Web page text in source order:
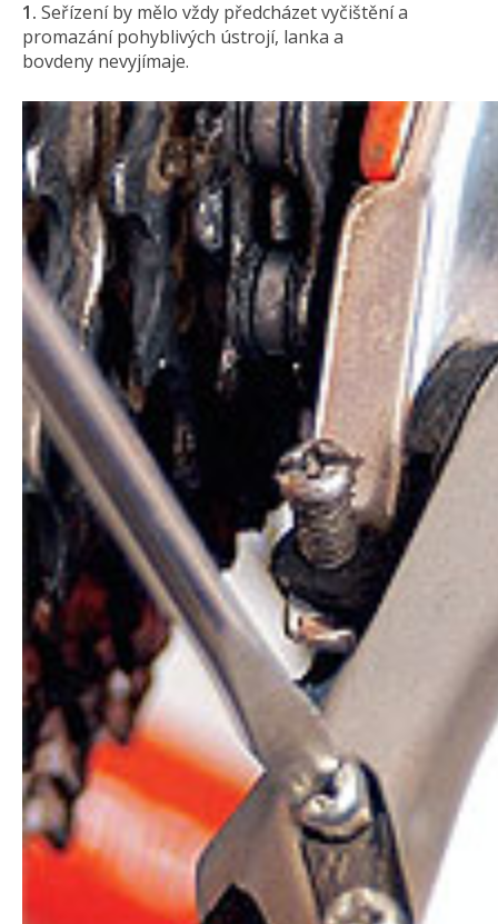
1. Seřízení by mělo vždy předcházet vyčištění a
promazání pohyblivých ústrojí, lanka a
bovdeny nevyjímaje.